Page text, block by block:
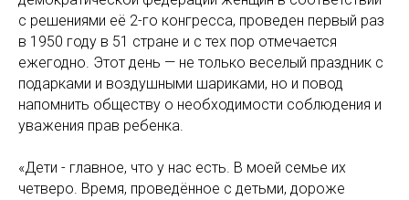
с решениями её 2-го конгресса, проведен первый раз
в 1950 году в 51 стране и с тех пор отмечается
ежегодно. Этот день — не только веселый праздник с
подарками и воздушными шариками, но и повод
напомнить обществу о необходимости соблюдения и
уважения прав ребенка.
«Дети - главное, что у нас есть. В моей семье их
четверо. Время, проведённое с детьми, дороже